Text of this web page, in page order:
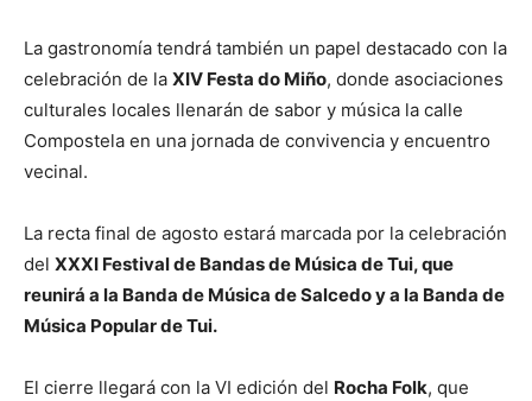
La gastronomía tendrá también un papel destacado con la
celebración de la XIV Festa do Miño, donde asociaciones
culturales locales llenarán de sabor y música la calle
Compostela en una jornada de convivencia y encuentro
vecinal.
La recta final de agosto estará marcada por la celebración
del XXXI Festival de Bandas de Música de Tui, que
reunirá a la Banda de Música de Salcedo y a la Banda de
Música Popular de Tui.
El cierre llegará con la VI edición del Rocha Folk, que